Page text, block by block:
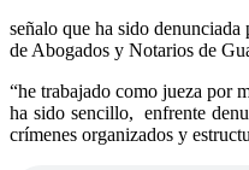
señalo que ha sido
de Abogados y Notarios de
“he trabajado como jueza por
ha sido sencillo, enfrente
crímenes organizados y